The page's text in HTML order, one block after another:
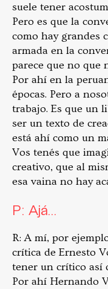
suele tener
Pero es que la
como hay grandes
armada en la
parece que no que
Por ahí en la
épocas. Pero a
trabajo. Es que un
ser un texto de
está ahí como un
Vos tenés que
creativo, que al
esa vaina no hay
P: Ajá…
R: A mí, por
crítica de Ernesto
tener un crítico así
Por ahí Hernando